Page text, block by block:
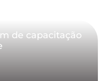
de capacitação